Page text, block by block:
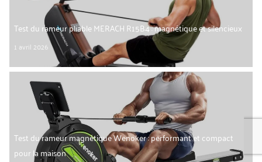
Test du rameur pliable MERACH R15B4 : magnétique et silencieux
1 avril 2026
Test du rameur magnétique Wenoker : performant et compact
pour la maison